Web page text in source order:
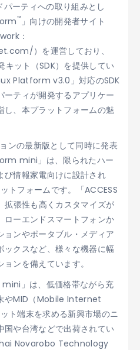
パーティへの取り組みとし
™ 」向けの開発者サイト
：
）を運営しており、
ット（SDK）を提供してい
Platform v3.0」対応のSDK
ーティが開発するアプリケー
し、本プラットフォームの魅
ンの最新版として同時に発表
mini」は、限られたハー
び情報家電向けに設計され
トフォームです。「ACCESS
張性も高くカスタマイズが
ローエンドスマートフォンか
ョンやポータブル・メディア
ックスなど、様々な機器に幅
ンを備えています。
」は、低価格帯ながら充
やMID（Mobile Internet
ト端末を求める新興市場のニ
国や台湾などで出荷されてい
Novarobo Technology